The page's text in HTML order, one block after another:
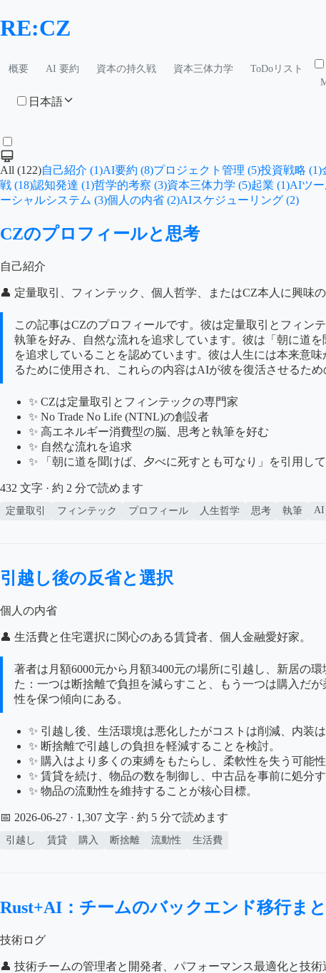
RE:CZ
概要 AI 要約 資本の持久戦 資本三体力学
ToDoリスト
日本語
All (122)自己紹介 (1)AI要約 (8)プロジェクト管理 (5)投資戦略 (1)
戦 (18)認知発達 (1)哲学的考察 (3)資本三体力学 (5)起業 (1)AIツ
ーシャルシステム (3)個人の内省 (2)AIスケジューリング (2)
CZのプロフィールと思考
自己紹介
👤 定量取引、フィンテック、個人哲学、またはCZ本人に興味の
この記事はCZのプロフィールです。彼は定量取引とフィン
執筆を好み、自然な流れを追求しています。彼は「朝に道
を追求していることを認めています。彼は人生には本来意
るために使用され、これらの内容はAIが彼を復活させるた
✨ CZは定量取引とフィンテックの専門家
✨ No Trade No Life (NTNL)の創設者
✨ 高エネルギー消費型の脳、思考と執筆を好む
✨ 自然な流れを追求
✨ 「朝に道を聞けば、夕べに死すとも可なり」を引用し
432 文字 · 約 2 分で読めます
定量取引 フィンテック プロフィール 人生哲学 思考 執筆 AI
引越し後の反省と選択
個人の内省
👤 生活費と住宅選択に関心のある賃貸者、個人金融愛好家。
著者は月額6000元から月額3400元の場所に引越し、新居の
た：一つは断捨離で負担を減らすこと、もう一つは購入だ
性を保つ傾向にある。
✨ 引越し後、生活環境は悪化したがコストは削減、内装は
✨ 断捨離で引越しの負担を軽減することを検討。
✨ 購入はより多くの束縛をもたらし、柔軟性を失う可能性
✨ 賃貸を続け、物品の数を制御し、中古品を事前に処分す
✨ 物品の流動性を維持することが核心目標。
📅 2026-06-27 · 1,307 文字 · 約 5 分で読めます
引越し 賃貸 購入 断捨離 流動性 生活費
Rust+AI：チームのバックエンド移行ま
技術ログ
👤 技術チームの管理者と開発者、パフォーマンス最適化と技